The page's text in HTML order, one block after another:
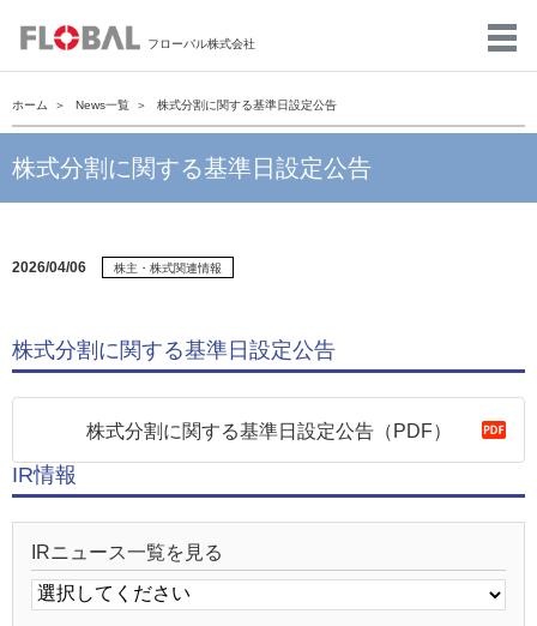
フローバル株式会社
ホーム News一覧 株式分割に関する基準日設定公告
株式分割に関する基準日設定公告
2026/04/06 株主・株式関連情報
株式分割に関する基準日設定公告
株式分割に関する基準日設定公告（PDF）
IR情報
IRニュース一覧を見る